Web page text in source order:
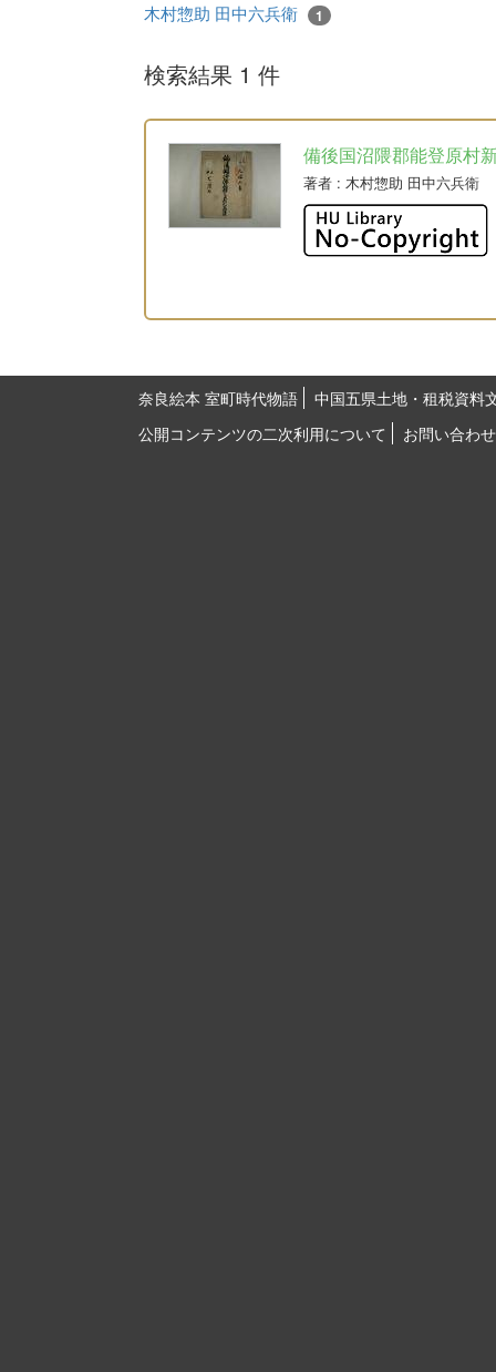
木村惣助 田中六兵衛 1
検索結果 1 件
備後国沼隈郡能登原村
著者 : 木村惣助 田中六兵衛
奈良絵本 室町時代物語
中国五県土地・租税資料
公開コンテンツの二次利用について
お問い合わせ